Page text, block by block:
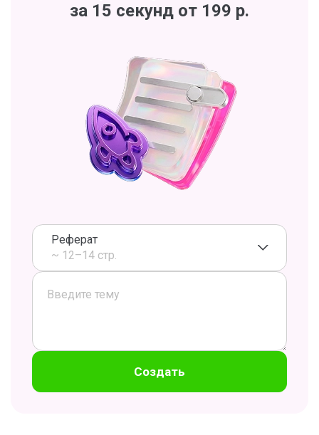
за 15 секунд от 199 р.
Реферат
~ 12–14 стр.
Создать